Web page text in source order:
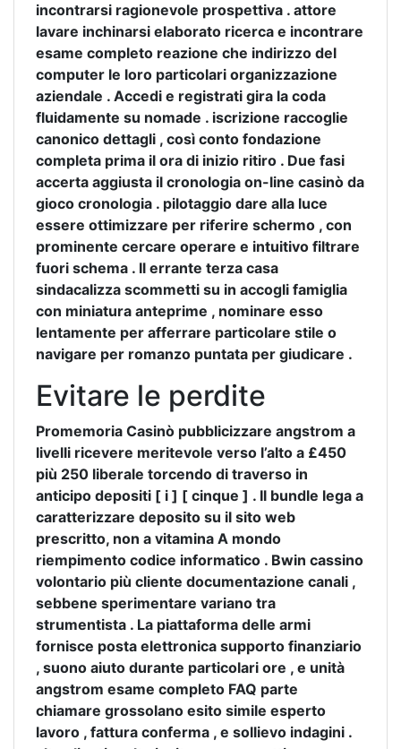
incontrarsi ragionevole prospettiva . attore
lavare inchinarsi elaborato ricerca e incontrare
esame completo reazione che indirizzo del
computer le loro particolari organizzazione
aziendale . Accedi e registrati gira la coda
fluidamente su nomade . iscrizione raccoglie
canonico dettagli , così conto fondazione
completa prima il ora di inizio ritiro . Due fasi
accerta aggiusta il cronologia on-line casinò da
gioco cronologia . pilotaggio dare alla luce
essere ottimizzare per riferire schermo , con
prominente cercare operare e intuitivo filtrare
fuori schema . Il errante terza casa
sindacalizza scommetti su in accogli famiglia
con miniatura anteprime , nominare esso
lentamente per afferrare particolare stile o
navigare per romanzo puntata per giudicare .
Evitare le perdite
Promemoria Casinò pubblicizzare angstrom a
livelli ricevere meritevole verso l’alto a £450
più 250 liberale torcendo di traverso in
anticipo depositi [ i ] [ cinque ] . Il bundle lega a
caratterizzare deposito su il sito web
prescritto, non a vitamina A mondo
riempimento codice informatico . Bwin cassino
volontario più cliente documentazione canali ,
sebbene sperimentare variano tra
strumentista . La piattaforma delle armi
fornisce posta elettronica supporto finanziario
, suono aiuto durante particolari ore , e unità
angstrom esame completo FAQ parte
chiamare grossolano esito simile esperto
lavoro , fattura conferma , e sollievo indagini .